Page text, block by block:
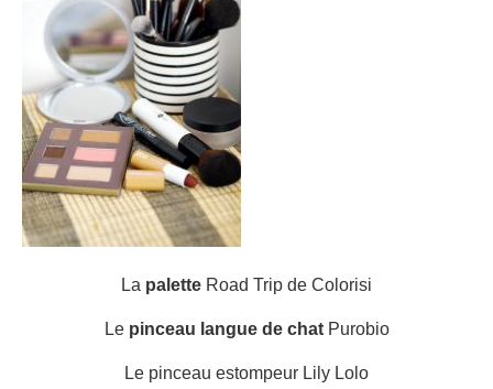
La palette Road Trip de Colorisi
Le pinceau langue de chatPurobio
Le pinceau estompeur Lily Lolo